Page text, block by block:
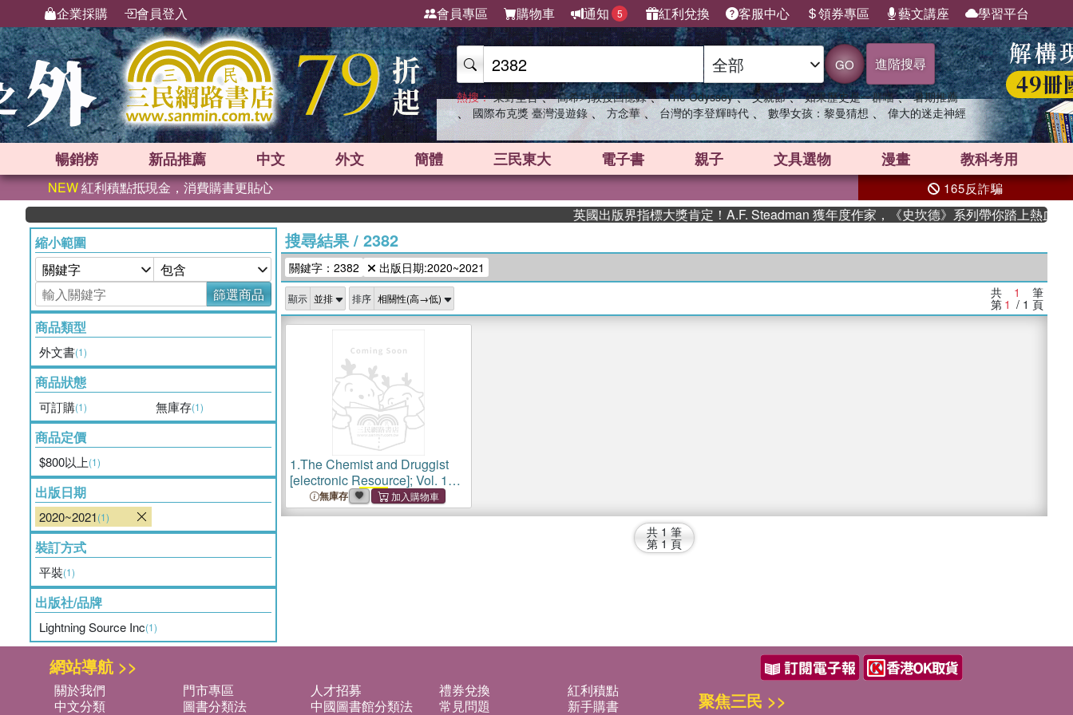
企業採購 會員登入 會員專區 購物車 通知 5 紅利兌換 客服中心 領券專區 藝文講座 學習平台
GO 進階搜尋
熱搜： 東野圭吾 、 高希均教授回憶錄 、 The Odyssey 、 父親節 、 如果歷史是一群喵 、 暑期推薦
、 國際布克獎 臺灣漫遊錄 、 方念華 、 台灣的李登輝時代 、 數學女孩：黎曼猜想 、 偉大的迷走神經
暢銷榜 新品推薦 中文 外文 簡體 三民東大 電子書 親子 文具選物 漫畫 教科考用
NEW紅利積點抵現金，消費購書更貼心 165反詐騙
英國出版界指標大獎肯定！A.F. Steadman 獲年度作家，《史坎德》系列帶你踏上熱血奇幻
縮小範圍
篩選商品
商品類型
外文書(1)
商品狀態
可訂購(1) 無庫存(1)
商品定價
$800以上(1)
出版日期
2020~2021(1)
裝訂方式
平裝(1)
出版社/品牌
Lightning Source Inc(1)
搜尋結果/ 2382
關鍵字：2382 出版日期:2020~2021
顯示 排序 共 1 筆
第 1 / 1 頁
1.The Chemist and Druggist
[electronic Resource]; Vol. 103,
no. 12 = no.2382(19 Sept.
1925)
無庫存
共 1 筆
第 1 頁
網站導航 >>
關於我們 門市專區 人才招募 禮券兌換
紅利積點
中文分類
圖書分類法 中國圖書館分類法 常見問題
新手購書
聚焦三民 >>